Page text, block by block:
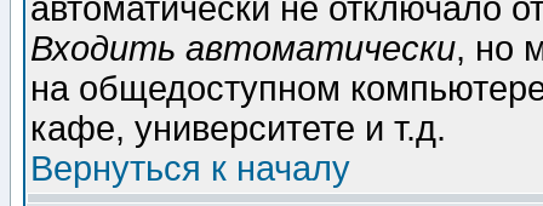
автоматически не отключало
Входить автоматически, но
на общедоступном
кафе, университете и т.д.
Вернуться к началу